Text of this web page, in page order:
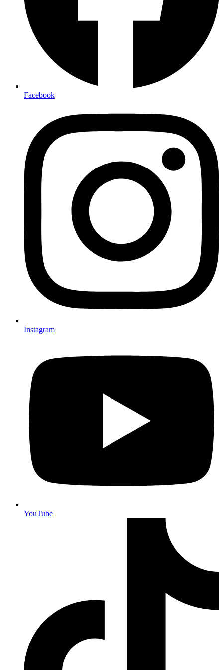
Facebook
Instagram
YouTube